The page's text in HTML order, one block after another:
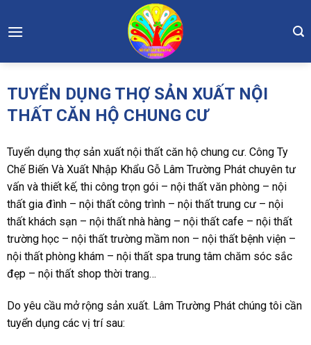
to
TUYỂN DỤNG THỢ SẢN XUẤT NỘI
THẤT CĂN HỘ CHUNG CƯ
Tuyển dụng thợ sản xuất nội thất căn hộ chung cư. Công Ty
Chế Biến Và Xuất Nhập Khẩu Gỗ Lâm Trường Phát chuyên tư
vấn và thiết kế, thi công trọn gói – nội thất văn phòng – nội
thất gia đình – nội thất công trình – nội thất trung cư – nội
thất khách sạn – nội thất nhà hàng – nội thất cafe – nội thất
trường học – nội thất trường mầm non – nội thất bệnh viện –
nội thất phòng khám – nội thất spa trung tâm chăm sóc sắc
đẹp – nội thất shop thời trang…
Do yêu cầu mở rộng sản xuất. Lâm Trường Phát chúng tôi cần
tuyển dụng các vị trí sau: